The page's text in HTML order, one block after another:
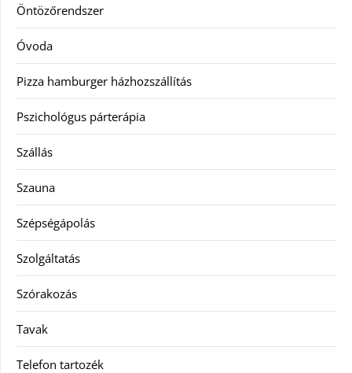
Öntözőrendszer
Óvoda
Pizza hamburger házhozszállítás
Pszichológus párterápia
Szállás
Szauna
Szépségápolás
Szolgáltatás
Szórakozás
Tavak
Telefon tartozék